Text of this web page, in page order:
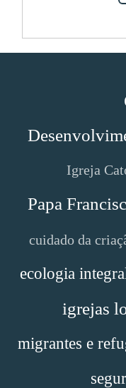
Igreja
Papa
cuidado da
ecologia
igrejas
migrantes e